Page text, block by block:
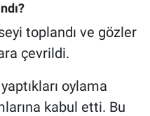
toplandı ve gözler
çevrildi.
oylama
kabul etti. Bu